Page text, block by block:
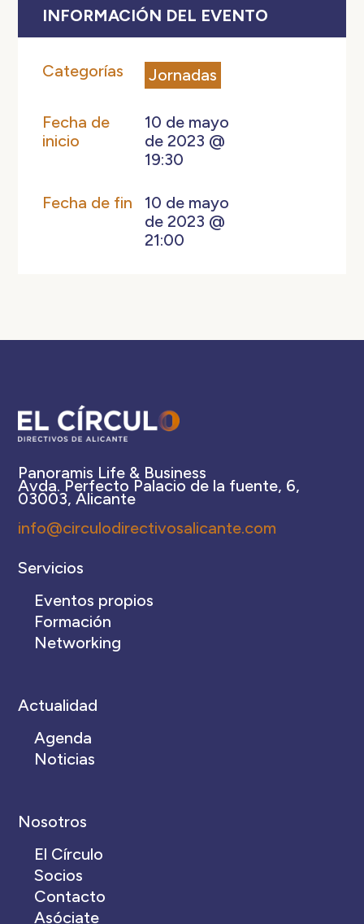
INFORMACIÓN DEL EVENTO
Categorías Jornadas
Fecha de
inicio
10 de mayo
de 2023 @
19:30
Fecha de fin
10 de mayo
de 2023 @
21:00
Panoramis Life & Business
Avda. Perfecto Palacio de la fuente, 6,
03003, Alicante
info@circulodirectivosalicante.com
Servicios
Eventos propios
Formación
Networking
Actualidad
Agenda
Noticias
Nosotros
El Círculo
Socios
Contacto
Asóciate